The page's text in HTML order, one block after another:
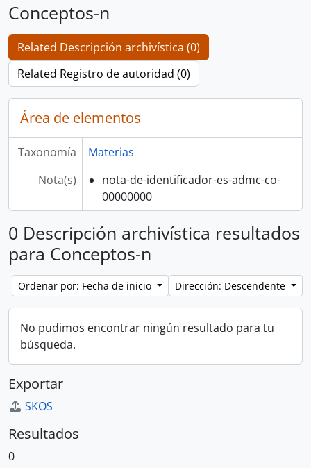
Conceptos-n
Related Descripción archivística (0)
Related Registro de autoridad (0)
Área de elementos
Taxonomía
Materias
Nota(s)
nota-de-identificador-es-admc-co-
00000000
0 Descripción archivística resultados
para Conceptos-n
Ordenar por: Fecha de inicio Dirección: Descendente
No pudimos encontrar ningún resultado para tu
búsqueda.
Exportar
SKOS
Resultados
0